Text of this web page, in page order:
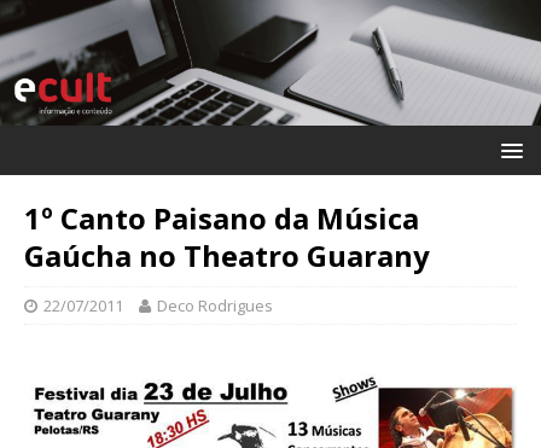
1º Canto Paisano da Música
Gaúcha no Theatro Guarany
22/07/2011 Deco Rodrigues